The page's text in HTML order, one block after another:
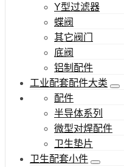
Y型过滤器
蝶阀
其它阀门
底阀
铝制配件
工业配套配件大类
配件
半导体系列
微型对焊配件
卫生垫片
卫生配套小件